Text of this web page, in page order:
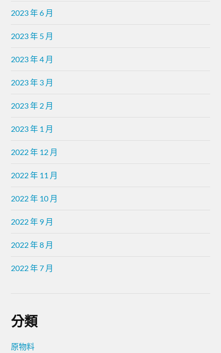
2023 年 6 月
2023 年 5 月
2023 年 4 月
2023 年 3 月
2023 年 2 月
2023 年 1 月
2022 年 12 月
2022 年 11 月
2022 年 10 月
2022 年 9 月
2022 年 8 月
2022 年 7 月
分類
原物料